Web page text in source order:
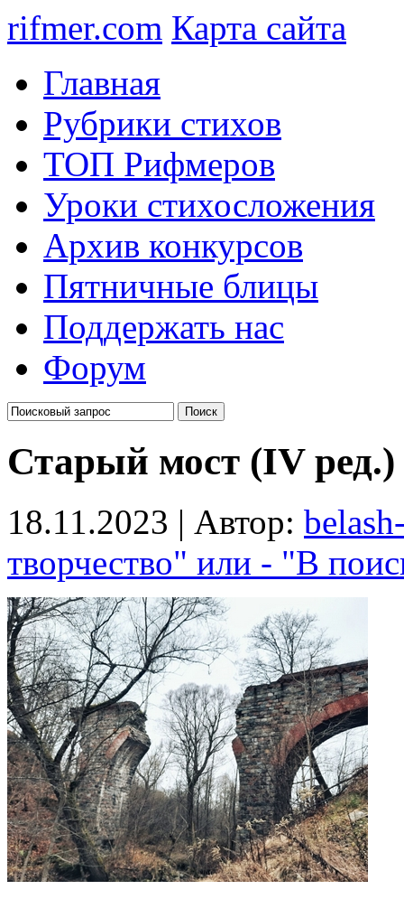
rifmer.com Карта сайта
Главная
Рубрики стихов
ТОП Рифмеров
Уроки стихосложения
Архив конкурсов
Пятничные блицы
Поддержать нас
Форум
Старый мост (IV ред.)
18.11.2023 | Автор:
творчество" или - "В